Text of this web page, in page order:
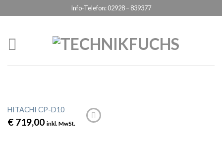
Info-Telefon: 02928 – 839377
HITACHI CP-D10
€ 719,00 inkl. MwSt.